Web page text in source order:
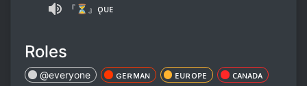
『⏳』ᴏ̨ᴜᴇ
Roles
@everyone ɢᴇʀᴍᴀɴ ᴇᴜʀᴏᴘᴇ ᴄᴀɴᴀᴅᴀ